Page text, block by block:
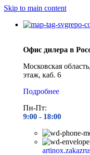
Skip to main content
Офис дилера в
Московская
этаж, каб. 6
Подробнее
Пн-Пт:
9:00 - 18:00